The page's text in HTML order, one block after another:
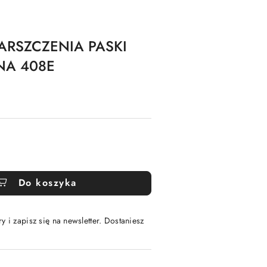
PASKI
408E
Do koszyka
i zapisz się na newsletter. Dostaniesz